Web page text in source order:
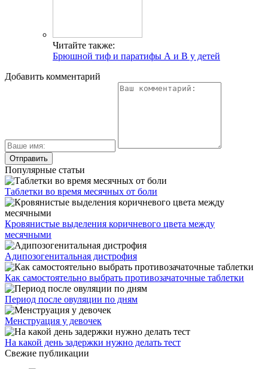
Читайте также:
Брюшной тиф и паратифы А и В у детей
Добавить комментарий
Популярные статьи
Таблетки во время месячных от боли
Кровянистые выделения коричневого цвета между
месячными
Адипозогенитальная дистрофия
Как самостоятельно выбрать противозачаточные таблетки
Период после овуляции по дням
Менструация у девочек
На какой день задержки нужно делать тест
Свежие публикации